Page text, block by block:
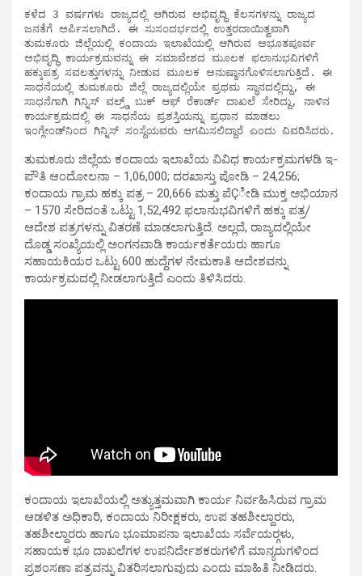
ಕಳೆದ 3 ವರ್ಷಗಳು ರಾಜ್ಯದಲ್ಲಿ ಆಗಿರುವ ಅಭಿವೃದ್ಧಿ ಕೆಲಸಗಳನ್ನು ರಾಜ್ಯದ
ಜನತೆಗೆ ಅರ್ಪಿಸಲಾಗಿದೆ. ಈ ಸುಸಂದರ್ಭದಲ್ಲಿ ಉತ್ತರದಾಯಿತ್ವವಾಗಿ
ತುಮಕೂರು ಜಿಲ್ಲೆಯಲ್ಲಿ ಕಂದಾಯ ಇಲಾಖೆಯಲ್ಲಿ ಆಗಿರುವ ಅಭೂತಪೂರ್ವ
ಅಭಿವೃದ್ಧಿ ಕಾರ್ಯಕ್ರಮವನ್ನು ಈ ಸಮಾವೇಶದ ಮೂಲಕ ಫಲಾನುಭವಿಗಳಿಗೆ
ಹಕ್ಕುಪತ್ರ ಸವಲತ್ತುಗಳನ್ನು ನೀಡುವ ಮೂಲಕ ಅನುಷ್ಠಾನಗೊಳಿಸಲಾಗುತ್ತಿದೆ. ಈ
ಸಾಧನೆಯಲ್ಲಿ ತುಮಕೂರು ಜಿಲ್ಲೆ ರಾಜ್ಯದಲ್ಲಿಯೇ ಪ್ರಥಮ ಸ್ಥಾನದಲ್ಲಿದ್ದು, ಈ
ಸಾಧನೆಗಾಗಿ ಗಿನ್ನಿಸ್ ವಲ್ರ್ಡ್ ಬುಕ್ ಆಫ್ ರೆಕಾರ್ಡ್ ದಾಖಲೆ ಸೇರಿದ್ದು, ನಾಳಿನ
ಕಾರ್ಯಕ್ರಮದಲ್ಲಿ ಈ ಸಾಧನೆಯ ಪ್ರಶಸ್ತಿಯನ್ನು ಪ್ರಧಾನ ಮಾಡಲು
ತುಮಕೂರು ಜಿಲ್ಲೆಯ ಕಂದಾಯ ಇಲಾಖೆಯ ವಿವಿಧ ಕಾರ್ಯಕ್ರಮಗಳಡಿ ಇ-
ಪೌತಿ ಆಂದೋಲನಾ – 1,06,000; ದರಖಾಸ್ತು ಪೋಡಿ – 24,256;
ಕಂದಾಯ ಗ್ರಾಮ ಹಕ್ಕು ಪತ್ರ – 20,666 ಮತ್ತು ಪೆÇೀಡಿ ಮುಕ್ತ ಅಭಿಯಾನ
– 1570 ಸೇರಿದಂತೆ ಒಟ್ಟು 1,52,492 ಫಲಾನುಭವಿಗಳಿಗೆ ಹಕ್ಕು ಪತ್ರ/
ಆದೇಶ ಪತ್ರಗಳನ್ನು ವಿತರಣೆ ಮಾಡಲಾಗುತ್ತಿದೆ. ಅಲ್ಲದೆ, ರಾಜ್ಯದಲ್ಲಿಯೇ
ದೊಡ್ಡ ಸಂಖ್ಯೆಯಲ್ಲಿ ಅಂಗನವಾಡಿ ಕಾರ್ಯಕರ್ತೆಯರು ಹಾಗೂ
ಸಹಾಯಕಿಯರ ಒಟ್ಟು 600 ಹುದ್ದೆಗಳ ನೇಮಕಾತಿ ಆದೇಶವನ್ನು
ಕಾರ್ಯಕ್ರಮದಲ್ಲಿ ನೀಡಲಾಗುತ್ತಿದೆ ಎಂದು ತಿಳಿಸಿದರು.
ಕಂದಾಯ ಇಲಾಖೆಯಲ್ಲಿ ಅತ್ಯುತ್ತಮವಾಗಿ ಕಾರ್ಯ ನಿರ್ವಹಿಸಿರುವ ಗ್ರಾಮ
ಆಡಳಿತ ಅಧಿಕಾರಿ, ಕಂದಾಯ ನಿರೀಕ್ಷಕರು, ಉಪ ತಹಶೀಲ್ದಾರರು,
ತಹಶೀಲ್ದಾರರು ಹಾಗೂ ಭೂಮಾಪನಾ ಇಲಾಖೆಯ ಸರ್ವೆಯರ್‍ಗಳು,
ಸಹಾಯಕ ಭೂ ದಾಖಲೆಗಳ ಉಪನಿರ್ದೇಶಕರುಗಳಿಗೆ ಮಾನ್ಯರುಗಳಿಂದ
ಪ್ರಶಂಸಣಾ ಪತ್ರವನ್ನು ವಿತರಿಸಲಾಗುವುದು ಎಂದು ಮಾಹಿತಿ ನೀಡಿದರು.